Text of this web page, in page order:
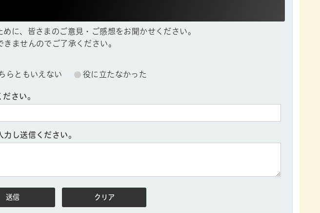
に、皆さまのご意見・ご感想をお聞かせください。
ませんのでご了承ください。
らともいえない 役に立たなかった
さい。
し送信ください。